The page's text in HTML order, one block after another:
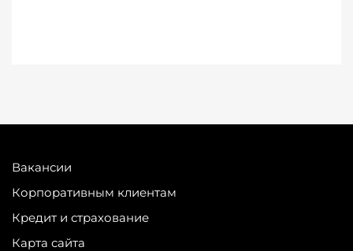
Вакансии
Корпоративным клиентам
Кредит и страхование
Карта сайта